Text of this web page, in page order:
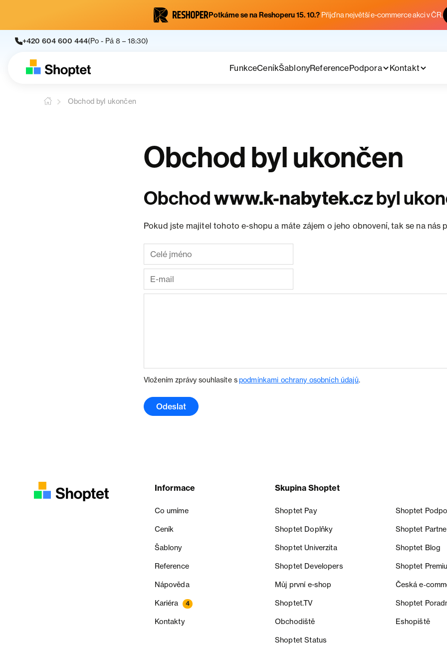
Potkáme se na Reshoperu 15. 10.? Přijď na největší e-commerce akci v ČR.
+420 604 600 444(Po - Pá 8 – 18:30)
FunkceCeníkŠablonyReferencePodpora Kontakt
Obchod byl ukončen
Obchod byl ukončen
Obchodwww.k-nabytek.czbyl
Pokud jste majitel tohoto e-shopu a máte zájem o jeho obnovení, tak se na nás
Vložením zprávy souhlasíte spodmínkami ochrany osobních údajů.
Odeslat
Informace
Co umíme
Ceník
Šablony
Reference
Nápověda
Kariéra 4
Kontakty
Skupina Shoptet
Shoptet Pay Shoptet
Shoptet Doplňky Shoptet
Shoptet Univerzita Shoptet Blog
Shoptet Developers Shoptet
Můj první e-shop Česká
Shoptet.TV Shoptet
Obchodiště Eshopiště
Shoptet Status